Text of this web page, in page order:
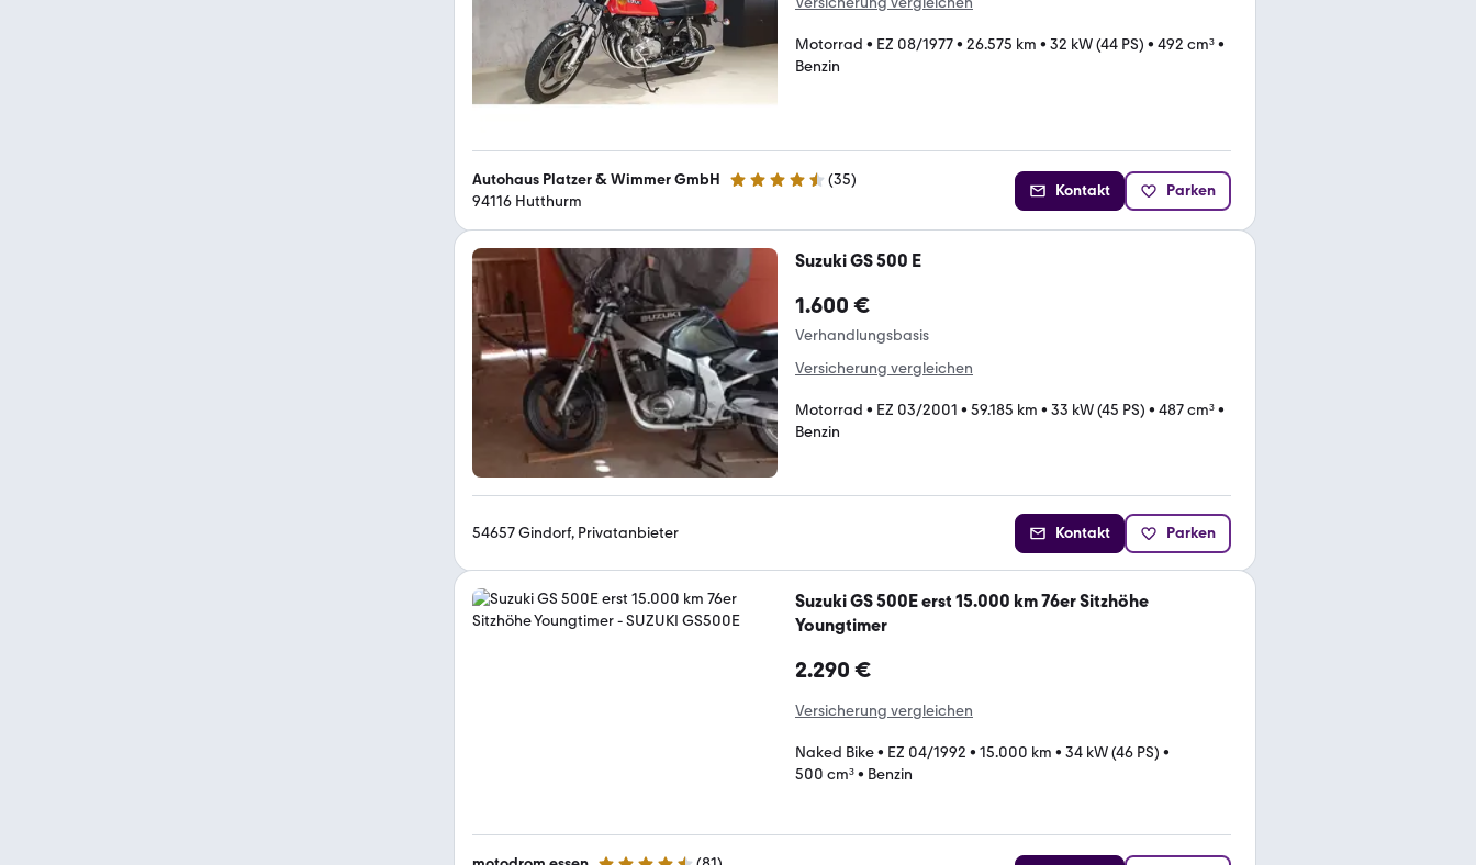
Motorrad • EZ 08/1977• 26.575 km • 32 kW (44 PS) • 492 cm³•
Benzin
Autohaus Platzer & Wimmer GmbH 4.7 Sterne (35)
94116 Hutthurm
Kontakt Parken
Suzuki GS 500 E
1.600 €
Verhandlungsbasis
Versicherung vergleichen
Motorrad • EZ 03/2001 • 59.185 km • 33 kW (45 PS) • 487 cm³•
Benzin
54657 Gindorf, Privatanbieter Kontakt Parken
Suzuki GS 500E erst 15.000 km 76er Sitzhöhe
Youngtimer
2.290 €
Versicherung vergleichen
Naked Bike• EZ 04/1992 • 15.000 km • 34 kW (46 PS) •
500 cm³• Benzin